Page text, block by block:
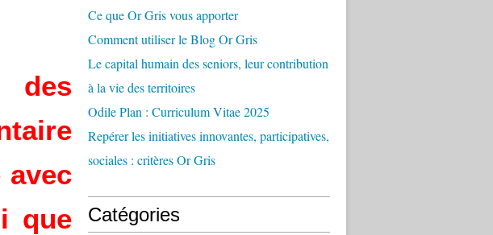
avec
que
Ce que Or Gris vous apporter
Comment utiliser le Blog Or Gris
Le capital humain des seniors, leur contribution
à la vie des territoires
Odile Plan : Curriculum Vitae 2025
Repérer les initiatives innovantes, participatives,
sociales : critères Or Gris
Catégories